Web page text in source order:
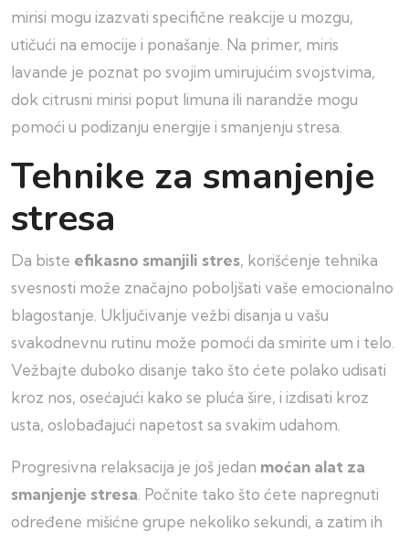
mirisi mogu izazvati specifične reakcije u mozgu,
utičući na emocije i ponašanje. Na primer, miris
lavande je poznat po svojim umirujućim svojstvima,
dok citrusni mirisi poput limuna ili narandže mogu
pomoći u podizanju energije i smanjenju stresa.
Tehnike za smanjenje
stresa
Da biste efikasno smanjili stres, korišćenje tehnika
svesnosti može značajno poboljšati vaše emocionalno
blagostanje. Uključivanje vežbi disanja u vašu
svakodnevnu rutinu može pomoći da smirite um i telo.
Vežbajte duboko disanje tako što ćete polako udisati
kroz nos, osećajući kako se pluća šire, i izdisati kroz
usta, oslobađajući napetost sa svakim udahom.
Progresivna relaksacija je još jedan moćan alat za
smanjenje stresa . Počnite tako što ćete napregnuti
određene mišićne grupe nekoliko sekundi, a zatim ih